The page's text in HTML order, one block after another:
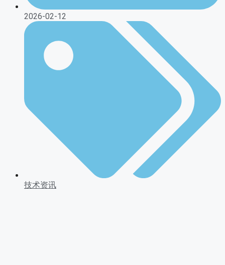
2026-02-12
技术资讯